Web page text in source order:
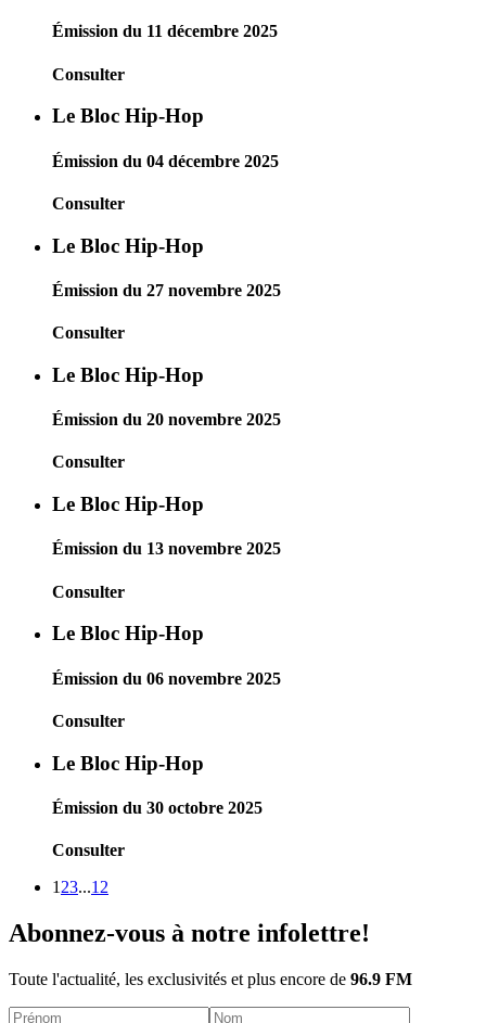
Émission du 11 décembre 2025
Consulter
Le Bloc Hip-Hop
Émission du 04 décembre 2025
Consulter
Le Bloc Hip-Hop
Émission du 27 novembre 2025
Consulter
Le Bloc Hip-Hop
Émission du 20 novembre 2025
Consulter
Le Bloc Hip-Hop
Émission du 13 novembre 2025
Consulter
Le Bloc Hip-Hop
Émission du 06 novembre 2025
Consulter
Le Bloc Hip-Hop
Émission du 30 octobre 2025
Consulter
1 23...12
Abonnez-vous à notre infolettre!
Toute l'actualité, les exclusivités et plus encore de 96.9 FM